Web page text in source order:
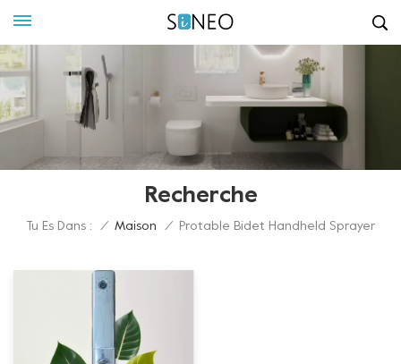
Recherche
Tu Es Dans : / Maison / Protable Bidet Handheld Sprayer